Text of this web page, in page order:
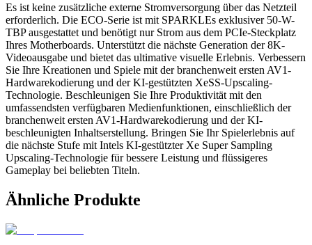
Es ist keine zusätzliche externe Stromversorgung über das Netzteil
erforderlich. Die ECO-Serie ist mit SPARKLEs exklusiver 50-W-
TBP ausgestattet und benötigt nur Strom aus dem PCIe-Steckplatz
Ihres Motherboards. Unterstützt die nächste Generation der 8K-
Videoausgabe und bietet das ultimative visuelle Erlebnis. Verbessern
Sie Ihre Kreationen und Spiele mit der branchenweit ersten AV1-
Hardwarekodierung und der KI-gestützten XeSS-Upscaling-
Technologie. Beschleunigen Sie Ihre Produktivität mit den
umfassendsten verfügbaren Medienfunktionen, einschließlich der
branchenweit ersten AV1-Hardwarekodierung und der KI-
beschleunigten Inhaltserstellung. Bringen Sie Ihr Spielerlebnis auf
die nächste Stufe mit Intels KI-gestützter Xe Super Sampling
Upscaling-Technologie für bessere Leistung und flüssigeres
Gameplay bei beliebten Titeln.
Ähnliche Produkte